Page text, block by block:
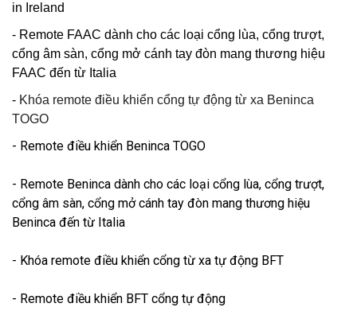
in Ireland
- Remote FAAC dành cho các loại cổng lùa, cổng trượt,
cổng âm sàn, cổng mở cánh tay đòn mang thương hiệu
FAAC đến từ Italia
- Khóa remote điều khiển cổng tự động từ xa Beninca
TOGO
- Remote điều khiển Beninca TOGO
- Remote Beninca dành cho các loại cổng lùa, cổng trượt,
cổng âm sàn, cổng mở cánh tay đòn mang thương hiệu
Beninca đến từ Italia
- Khóa remote điều khiển cổng từ xa tự động BFT
- Remote điều khiển BFT cổng tự động